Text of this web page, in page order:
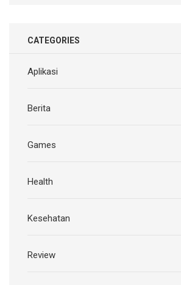
CATEGORIES
Aplikasi
Berita
Games
Health
Kesehatan
Review